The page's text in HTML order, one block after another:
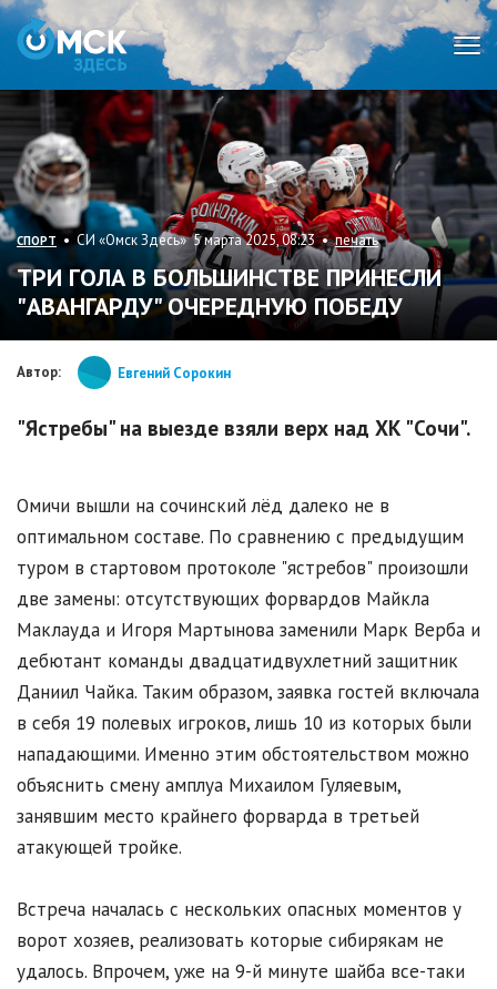
СПОРТ • СИ «Омск Здесь» 5 марта 2025, 08:23 •печать
ТРИ ГОЛА В БОЛЬШИНСТВЕ ПРИНЕСЛИ
"АВАНГАРДУ" ОЧЕРЕДНУЮ ПОБЕДУ
Автор: Евгений Сорокин
"Ястребы" на выезде взяли верх над ХК "Сочи".
Омичи вышли на сочинский лёд далеко не в
оптимальном составе. По сравнению с предыдущим
туром в стартовом протоколе "ястребов" произошли
две замены: отсутствующих форвардов Майкла
Маклауда и Игоря Мартынова заменили Марк Верба и
дебютант команды двадцатидвухлетний защитник
Даниил Чайка. Таким образом, заявка гостей включала
в себя 19 полевых игроков, лишь 10 из которых были
нападающими. Именно этим обстоятельством можно
объяснить смену амплуа Михаилом Гуляевым,
занявшим место крайнего форварда в третьей
атакующей тройке.
Встреча началась с нескольких опасных моментов у
ворот хозяев, реализовать которые сибирякам не
удалось. Впрочем, уже на 9-й минуте шайба все-таки